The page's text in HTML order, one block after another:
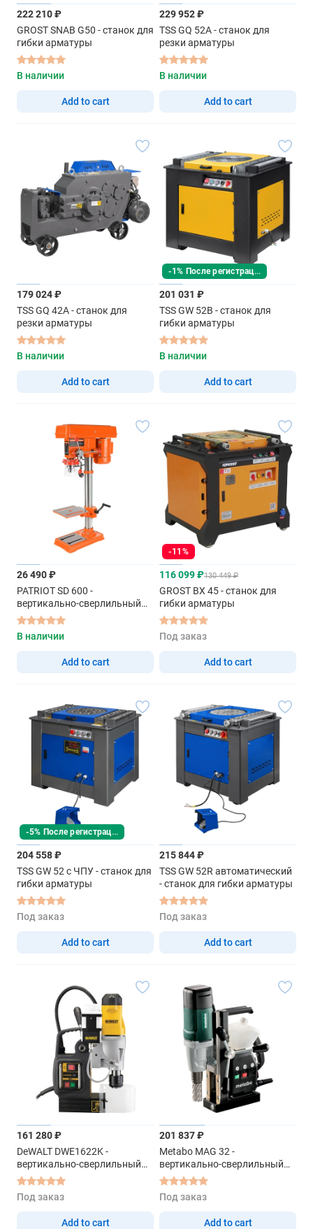
222 210 ₽
GROST SNAB G50 - станок для
гибки арматуры
В наличии
Add to cart
229 952 ₽
TSS GQ 52A - станок для
резки арматуры
В наличии
Add to cart
179 024 ₽
TSS GQ 42A - станок для
резки арматуры
В наличии
Add to cart
-1% После регистрации
201 031 ₽
TSS GW 52B - станок для
гибки арматуры
В наличии
Add to cart
26 490 ₽
PATRIOT SD 600 -
вертикально-сверлильный
станок
В наличии
Add to cart
-11%
116 099 ₽130 449 ₽
GROST BX 45 - станок для
гибки арматуры
Под заказ
Add to cart
-5% После регистрации
204 558 ₽
TSS GW 52 с ЧПУ - станок для
гибки арматуры
Под заказ
Add to cart
215 844 ₽
TSS GW 52R автоматический
- станок для гибки арматуры
Под заказ
Add to cart
161 280 ₽
DeWALT DWE1622K -
вертикально-сверлильный
станок
Под заказ
Add to cart
201 837 ₽
Metabo MAG 32 -
вертикально-сверлильный
станок
Под заказ
Add to cart